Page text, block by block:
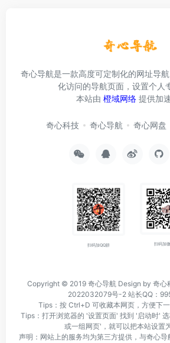
奇心导航是一款高度可定制化的网址导
化访问的导航页面，设置个人
本站由 橙域网络 提供加
奇心科技 奇心导航 奇心网盘
扫码加QQ群 扫码加
Copyright © 2019 奇心导航 Design by 奇心
2022032079号-2 站长QQ：
Tips：按 Ctrl+D 可收藏本网页，方便下一
Tips：打开浏览器的 '设置页面' 找到 '启动时'
或一组网页'，就可以把本站设置
声明：网站上的服务均为第三方提供，与奇心